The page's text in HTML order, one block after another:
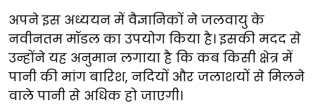
अपने इस अध्ययन में वैज्ञानिकों ने जलवायु के
नवीनतम मॉडल का उपयोग किया है। इसकी मदद से
उन्होंने यह अनुमान लगाया है कि कब किसी क्षेत्र में
पानी की मांग बारिश, नदियों और जलाशयों से मिलने
वाले पानी से अधिक हो जाएगी।